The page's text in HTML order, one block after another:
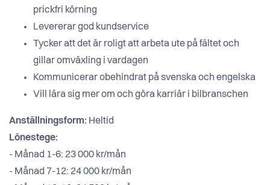
prickfri körning
Levererar god kundservice
Tycker att det är roligt att arbeta ute på fältet och
gillar omväxling i vardagen
Kommunicerar obehindrat på svenska och engelska
Vill lära sig mer om och göra karriär i bilbranschen
Anställningsform: Heltid
Lönestege:
- Månad 1-6: 23 000 kr/mån
- Månad 7-12: 24 000 kr/mån